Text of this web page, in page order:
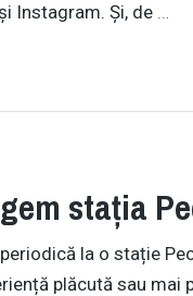
Instagram. Și, de …
stația
la o stație
plăcută sau mai